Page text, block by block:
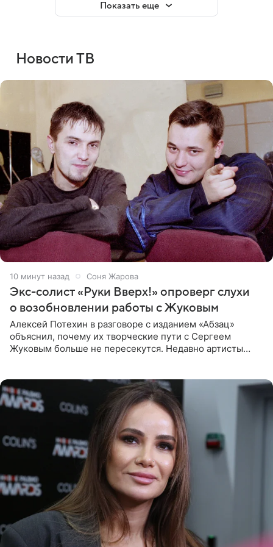
Показать еще
Новости ТВ
11 минут назад Соня Жарова
Экс-солист «Руки Вверх!» опроверг слухи
о возобновлении работы с Жуковым
Алексей Потехин в разговоре с изданием «Абзац»
объяснил, почему их творческие пути с Сергеем
Жуковым больше не пересекутся. Недавно артисты